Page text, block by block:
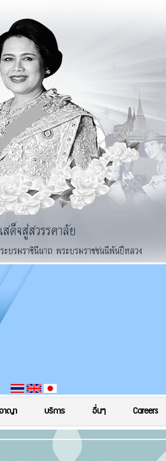
าญา บริการ อื่นๆ Careers